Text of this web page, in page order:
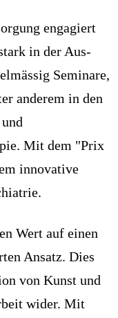
engagiert
in der Aus-
Seminare,
anderem in den
Mit dem "Prix
innovative
Wert auf einen
Ansatz. Dies
von Kunst und
wider. Mit